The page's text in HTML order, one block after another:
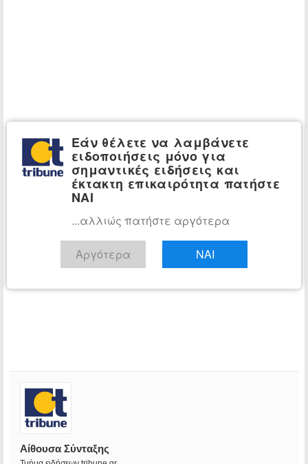
Αίθουσα Σύνταξης
Εάν θέλετε να λαμβάνετε
ειδοποιήσεις μόνο για
σημαντικές ειδήσεις και
έκτακτη επικαιρότητα πατήστε
ΝΑΙ
...αλλιώς πατήστε αργότερα
Αργότερα ΝΑΙ